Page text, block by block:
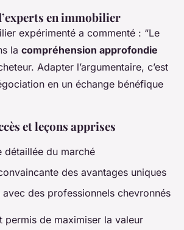
en immobilier
expérimenté a commenté : “Le
la compréhension approfondie
Adapter l’argumentaire, c’est
en un échange bénéfique
et leçons apprises
détaillée du marché
des avantages uniques
des professionnels chevronnés
permis de maximiser la valeur